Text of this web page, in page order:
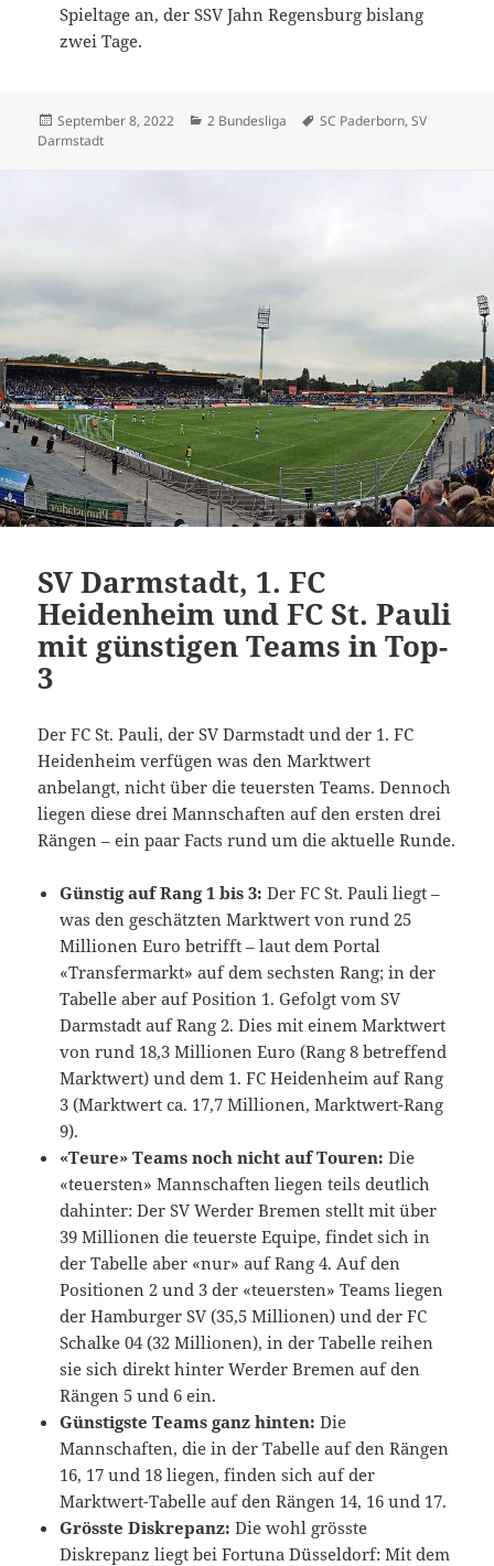
Spieltage an, der SSV Jahn Regensburg bislang
zwei Tage.
Veröffentlicht
am
September 8, 2022 Kategorien
2 Bundesliga Schlagwörter
SC Paderborn,SV
Darmstadt
SV Darmstadt, 1. FC
Heidenheim und FC St. Pauli
mit günstigen Teams in Top-
3
Der FC St. Pauli, der SV Darmstadt und der 1. FC
Heidenheim verfügen was den Marktwert
anbelangt, nicht über die teuersten Teams. Dennoch
liegen diese drei Mannschaften auf den ersten drei
Rängen – ein paar Facts rund um die aktuelle Runde.
Günstig auf Rang 1 bis 3: Der FC St. Pauli liegt –
was den geschätzten Marktwert von rund 25
Millionen Euro betrifft – laut dem Portal
«Transfermarkt» auf dem sechsten Rang; in der
Tabelle aber auf Position 1. Gefolgt vom SV
Darmstadt auf Rang 2. Dies mit einem Marktwert
von rund 18,3 Millionen Euro (Rang 8 betreffend
Marktwert) und dem 1. FC Heidenheim auf Rang
3 (Marktwert ca. 17,7 Millionen, Marktwert-Rang
9).
«Teure» Teams noch nicht auf Touren:Die
«teuersten» Mannschaften liegen teils deutlich
dahinter: Der SV Werder Bremen stellt mit über
39 Millionen die teuerste Equipe, findet sich in
der Tabelle aber «nur» auf Rang 4. Auf den
Positionen 2 und 3 der «teuersten» Teams liegen
der Hamburger SV (35,5 Millionen) und der FC
Schalke 04 (32 Millionen), in der Tabelle reihen
sie sich direkt hinter Werder Bremen auf den
Rängen 5 und 6 ein.
Günstigste Teams ganz hinten: Die
Mannschaften, die in der Tabelle auf den Rängen
16, 17 und 18 liegen, finden sich auf der
Marktwert-Tabelle auf den Rängen 14, 16 und 17.
Grösste Diskrepanz: Die wohl grösste
Diskrepanz liegt bei Fortuna Düsseldorf: Mit dem